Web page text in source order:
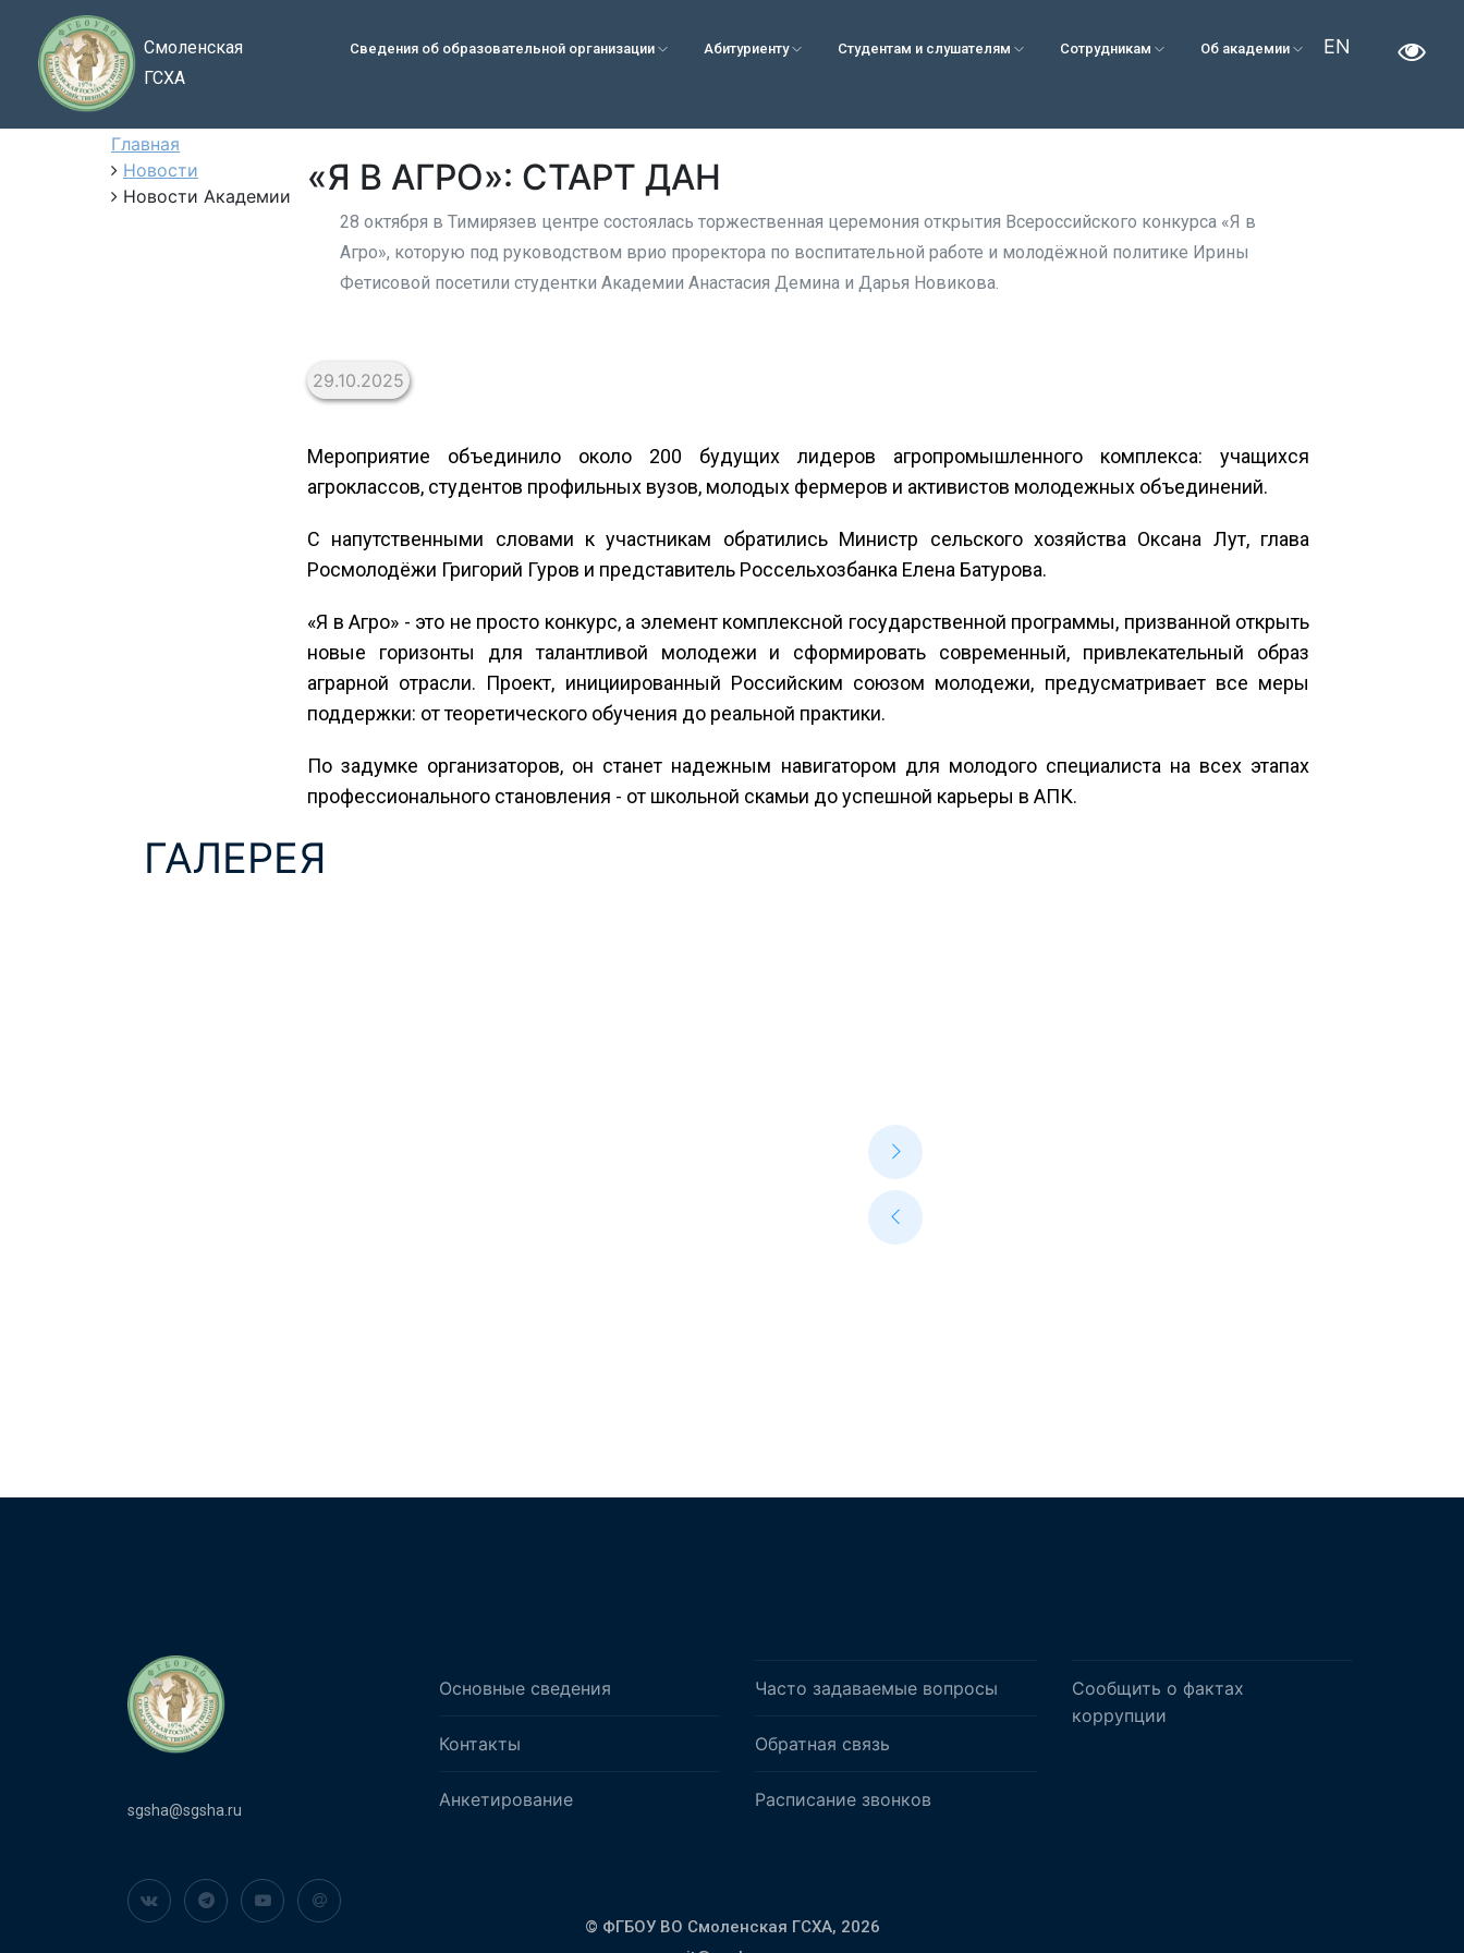
Смоленская
ГСХА
Сведения об образовательной организации Абитуриенту Студентам и слушателям Сотрудникам Об академии EN
Главная
Новости
Новости Академии
«Я В АГРО»: СТАРТ ДАН
28 октября в Тимирязев центре состоялась торжественная церемония открытия Всероссийского конкурса «Я в
Агро», которую под руководством врио проректора по воспитательной работе и молодёжной политике Ирины
Фетисовой посетили студентки Академии Анастасия Демина и Дарья Новикова.
29.10.2025
Мероприятие объединило около 200 будущих лидеров агропромышленного комплекса: учащихся
агроклассов, студентов профильных вузов, молодых фермеров и активистов молодежных объединений.
С напутственными словами к участникам обратились Министр сельского хозяйства Оксана Лут, глава
Росмолодёжи Григорий Гуров и представитель Россельхозбанка Елена Батурова.
«Я в Агро» - это не просто конкурс, а элемент комплексной государственной программы, призванной открыть
новые горизонты для талантливой молодежи и сформировать современный, привлекательный образ
аграрной отрасли. Проект, инициированный Российским союзом молодежи, предусматривает все меры
поддержки: от теоретического обучения до реальной практики.
По задумке организаторов, он станет надежным навигатором для молодого специалиста на всех этапах
профессионального становления - от школьной скамьи до успешной карьеры в АПК.
ГАЛЕРЕЯ
sgsha@sgsha.ru
Основные сведения
Контакты
Анкетирование
Часто задаваемые вопросы
Обратная связь
Расписание звонков
Сообщить о фактах
коррупции
© ФГБОУ ВО Смоленская ГСХА, 2026